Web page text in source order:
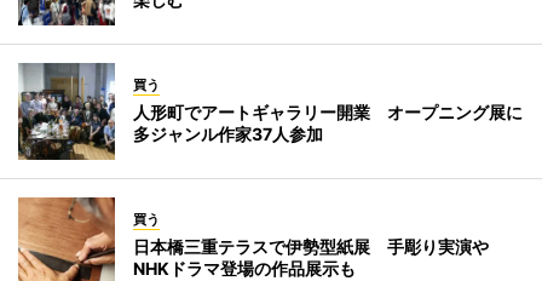
買う
人形町でアートギャラリー開業 オープニング展に
多ジャンル作家37人参加
買う
日本橋三重テラスで伊勢型紙展 手彫り実演や
NHKドラマ登場の作品展示も